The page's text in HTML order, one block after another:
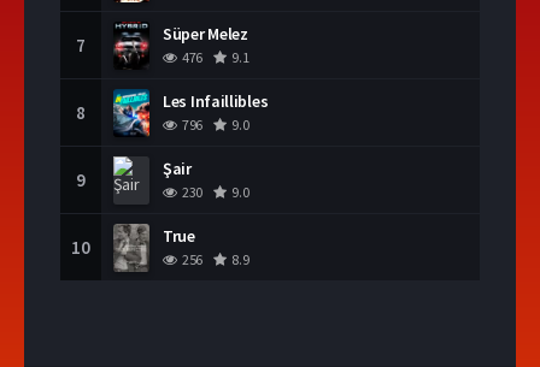
7 Süper Melez
476 9.1
8 Les Infaillibles
796 9.0
9 Şair
230 9.0
10 True
256 8.9